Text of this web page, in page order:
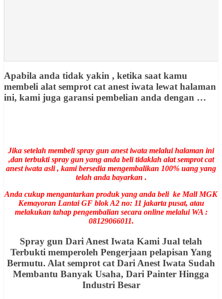
Apabila anda tidak yakin , ketika saat kamu
membeli alat semprot cat anest iwata lewat halaman
ini, kami juga garansi pembelian anda dengan …
Jika setelah membeli spray gun anest iwata melalui halaman ini
,dan terbukti spray gun yang anda beli tidaklah alat semprot cat
anest iwata asli , kami bersedia mengembalikan 100% uang yang
telah anda bayarkan .
Anda cukup mengantarkan produk yang anda beli ke Mall MGK
Kemayoran Lantai GF blok A2 no: 11 jakarta pusat, atau
melakukan tahap pengembalian secara online melalui WA :
08129066011.
Spray gun Dari Anest Iwata Kami Jual telah
Terbukti memperoleh Pengerjaan pelapisan Yang
Bermutu. Alat semprot cat Dari Anest Iwata Sudah
Membantu Banyak Usaha, Dari Painter Hingga
Industri Besar